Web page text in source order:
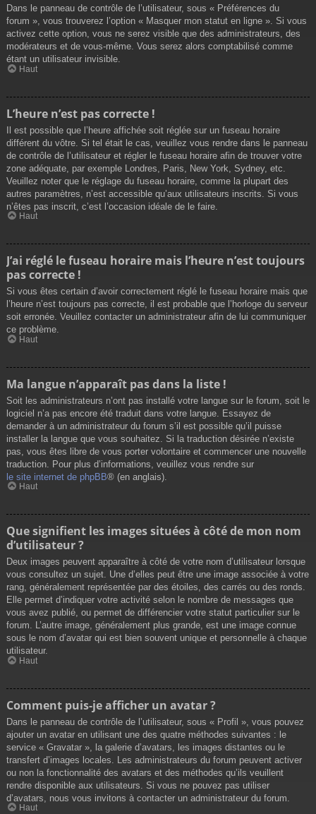
Dans le panneau de contrôle de l’utilisateur, sous « Préférences du
forum », vous trouverez l’option « Masquer mon statut en ligne ». Si vous
activez cette option, vous ne serez visible que des administrateurs, des
modérateurs et de vous-même. Vous serez alors comptabilisé comme
étant un utilisateur invisible.
Haut
L’heure n’est pas correcte !
Il est possible que l’heure affichée soit réglée sur un fuseau horaire
différent du vôtre. Si tel était le cas, veuillez vous rendre dans le panneau
de contrôle de l’utilisateur et régler le fuseau horaire afin de trouver votre
zone adéquate, par exemple Londres, Paris, New York, Sydney, etc.
Veuillez noter que le réglage du fuseau horaire, comme la plupart des
autres paramètres, n’est accessible qu’aux utilisateurs inscrits. Si vous
n’êtes pas inscrit, c’est l’occasion idéale de le faire.
Haut
J’ai réglé le fuseau horaire mais l’heure n’est toujours
pas correcte !
Si vous êtes certain d’avoir correctement réglé le fuseau horaire mais que
l’heure n’est toujours pas correcte, il est probable que l’horloge du serveur
soit erronée. Veuillez contacter un administrateur afin de lui communiquer
ce problème.
Haut
Ma langue n’apparaît pas dans la liste !
Soit les administrateurs n’ont pas installé votre langue sur le forum, soit le
logiciel n’a pas encore été traduit dans votre langue. Essayez de
demander à un administrateur du forum s’il est possible qu’il puisse
installer la langue que vous souhaitez. Si la traduction désirée n’existe
pas, vous êtes libre de vous porter volontaire et commencer une nouvelle
traduction. Pour plus d’informations, veuillez vous rendre sur
le site internet de phpBB® (en anglais).
Haut
Que signifient les images situées à côté de mon nom
d’utilisateur ?
Deux images peuvent apparaître à côté de votre nom d’utilisateur lorsque
vous consultez un sujet. Une d’elles peut être une image associée à votre
rang, généralement représentée par des étoiles, des carrés ou des ronds.
Elle permet d’indiquer votre activité selon le nombre de messages que
vous avez publié, ou permet de différencier votre statut particulier sur le
forum. L’autre image, généralement plus grande, est une image connue
sous le nom d’avatar qui est bien souvent unique et personnelle à chaque
utilisateur.
Haut
Comment puis-je afficher un avatar ?
Dans le panneau de contrôle de l’utilisateur, sous « Profil », vous pouvez
ajouter un avatar en utilisant une des quatre méthodes suivantes : le
service « Gravatar », la galerie d’avatars, les images distantes ou le
transfert d’images locales. Les administrateurs du forum peuvent activer
ou non la fonctionnalité des avatars et des méthodes qu’ils veuillent
rendre disponible aux utilisateurs. Si vous ne pouvez pas utiliser
d’avatars, nous vous invitons à contacter un administrateur du forum.
Haut